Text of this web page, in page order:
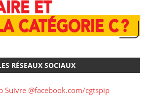
RÉSEAUX SOCIAUX
Suivre @facebook.com/cgtspip